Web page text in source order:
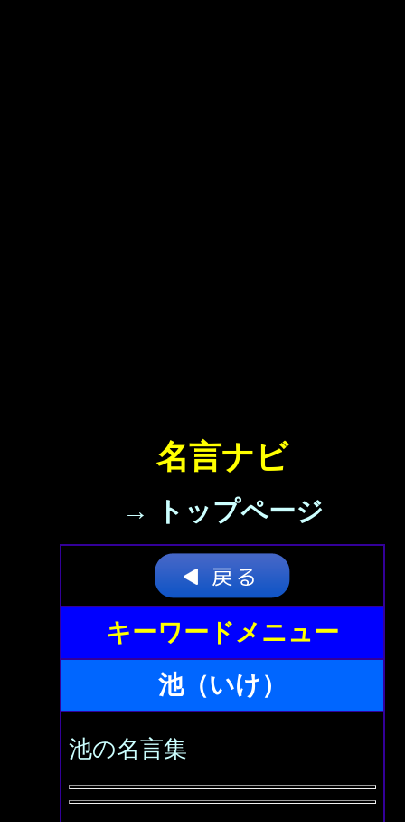
名言ナビ
→ トップページ
キーワードメニュー
池（いけ）
池の名言集